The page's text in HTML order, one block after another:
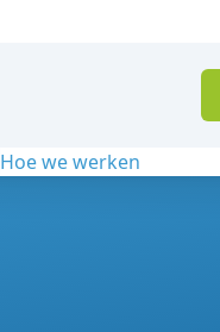
Hoe we werken